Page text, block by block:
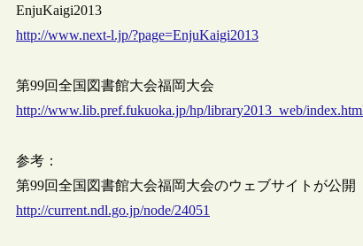
EnjuKaigi2013
http://www.next-l.jp/?page=EnjuKaigi2013
第99回全国図書館大会福岡大会
http://www.lib.pref.fukuoka.jp/hp/library2013_web/
参考：
第99回全国図書館大会福岡大会のウェブサイトが公開
http://current.ndl.go.jp/node/24051